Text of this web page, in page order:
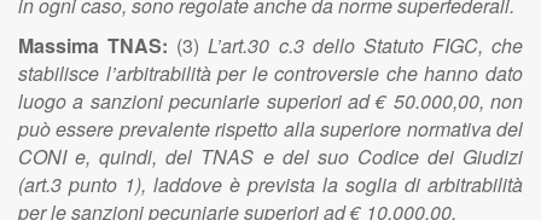
Massima TNAS: (3)L’art.30 c.3 dello Statuto FIGC, che
stabilisce l’arbitrabilità per le controversie che hanno dato
luogo a sanzioni pecuniarie superiori ad € 50.000,00, non
può essere prevalente rispetto alla superiore normativa del
CONI e, quindi, del TNAS e del suo Codice dei Giudizi
(art.3 punto 1), laddove è prevista la soglia di arbitrabilità
per le sanzioni pecuniarie superiori ad € 10.000,00.